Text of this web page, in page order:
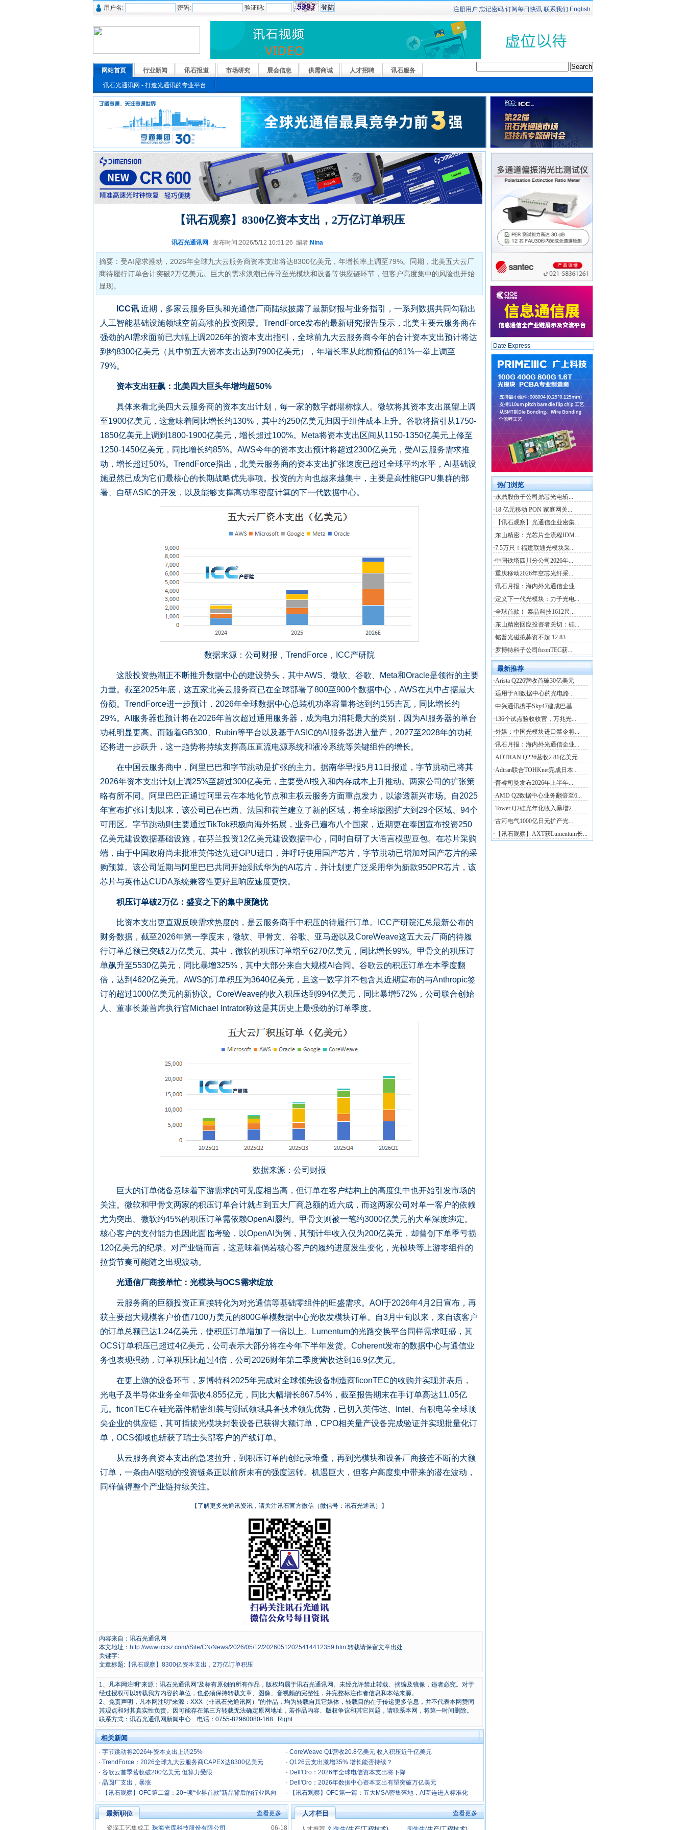
用户名: 密码: 验证码: 注册用户 忘记密码 订阅每日快讯 联系我们 English
网站首页 行业新闻 讯石报道 市场研究 展会信息 供需商城 人才招聘 讯石服务
讯石光通讯网 - 打造光通讯的专业平台
【讯石观察】8300亿资本支出，2万亿订单积压
讯石光通讯网 发布时间:2026/5/12 10:51:26 编者:Nina
摘要：受AI需求推动，2026年全球九大云服务商资本支出将达8300亿美元，年增长率上调至79%。同期，北美五大云厂
商待履行订单合计突破2万亿美元。巨大的需求浪潮已传导至光模块和设备等供应链环节，但客户高度集中的风险也开始
显现。
ICC讯 近期，多家云服务巨头和光通信厂商陆续披露了最新财报与业务指引，一系列数据共同勾勒出
人工智能基础设施领域空前高涨的投资图景。TrendForce发布的最新研究报告显示，北美主要云服务商在
强劲的AI需求面前已大幅上调2026年的资本支出指引，全球前九大云服务商今年的合计资本支出预计将达
到约8300亿美元（其中前五大资本支出达到7900亿美元），年增长率从此前预估的61%一举上调至
79%。
资本支出狂飙：北美四大巨头年增均超50%
具体来看北美四大云服务商的资本支出计划，每一家的数字都堪称惊人。微软将其资本支出展望上调
至1900亿美元，这意味着同比增长约130%，其中约250亿美元归因于组件成本上升。谷歌将指引从1750-
1850亿美元上调到1800-1900亿美元，增长超过100%。Meta将资本支出区间从1150-1350亿美元上修至
1250-1450亿美元，同比增长约85%。AWS今年的资本支出预计将超过2300亿美元，受AI云服务需求推
动，增长超过50%。TrendForce指出，北美云服务商的资本支出扩张速度已超过全球平均水平，AI基础设
施显然已成为它们最核心的长期战略优先事项。投资的方向也越来越集中，主要是高性能GPU集群的部
署、自研ASIC的开发，以及能够支撑高功率密度计算的下一代数据中心。
数据来源：公司财报，TrendForce，ICC产研院
这股投资热潮正不断推升数据中心的建设势头，其中AWS、微软、谷歌、Meta和Oracle是领衔的主要
力量。截至2025年底，这五家北美云服务商已在全球部署了800至900个数据中心，AWS在其中占据最大
份额。TrendForce进一步预计，2026年全球数据中心总装机功率容量将达到约155吉瓦，同比增长约
29%。AI服务器也预计将在2026年首次超过通用服务器，成为电力消耗最大的类别，因为AI服务器的单台
功耗明显更高。而随着GB300、Rubin等平台以及基于ASIC的AI服务器进入量产，2027至2028年的功耗
还将进一步跃升，这一趋势将持续支撑高压直流电源系统和液冷系统等关键组件的增长。
在中国云服务商中，阿里巴巴和字节跳动是扩张的主力。据南华早报5月11日报道，字节跳动已将其
2026年资本支出计划上调25%至超过300亿美元，主要受AI投入和内存成本上升推动。两家公司的扩张策
略有所不同。阿里巴巴正通过阿里云在本地化节点和主权云服务方面重点发力，以渗透新兴市场。自2025
年宣布扩张计划以来，该公司已在巴西、法国和荷兰建立了新的区域，将全球版图扩大到29个区域、94个
可用区。字节跳动则主要通过TikTok积极向海外拓展，业务已遍布八个国家，近期更在泰国宣布投资250
亿美元建设数据基础设施，在芬兰投资12亿美元建设数据中心，同时自研了大语言模型豆包。在芯片采购
端，由于中国政府尚未批准英伟达先进GPU进口，并呼吁使用国产芯片，字节跳动已增加对国产芯片的采
购预算。该公司近期与阿里巴巴共同开始测试华为的AI芯片，并计划更广泛采用华为新款950PR芯片，该
芯片与英伟达CUDA系统兼容性更好且响应速度更快。
积压订单破2万亿：盛宴之下的集中度隐忧
比资本支出更直观反映需求热度的，是云服务商手中积压的待履行订单。ICC产研院汇总最新公布的
财务数据，截至2026年第一季度末，微软、甲骨文、谷歌、亚马逊以及CoreWeave这五大云厂商的待履
行订单总额已突破2万亿美元。其中，微软的积压订单增至6270亿美元，同比增长99%。甲骨文的积压订
单飙升至5530亿美元，同比暴增325%，其中大部分来自大规模AI合同。谷歌云的积压订单在本季度翻
倍，达到4620亿美元。AWS的订单积压为3640亿美元，且这一数字并不包含其近期宣布的与Anthropic签
订的超过1000亿美元的新协议。CoreWeave的收入积压达到994亿美元，同比暴增572%，公司联合创始
人、董事长兼首席执行官Michael Intrator称这是其历史上最强劲的订单季度。
数据来源：公司财报
巨大的订单储备意味着下游需求的可见度相当高，但订单在客户结构上的高度集中也开始引发市场的
关注。微软和甲骨文两家的积压订单合计就占到五大厂商总额的近六成，而这两家公司对单一客户的依赖
尤为突出。微软约45%的积压订单需依赖OpenAI履约。甲骨文则被一笔约3000亿美元的大单深度绑定。
核心客户的支付能力也因此面临考验，以OpenAI为例，其预计年收入仅为200亿美元，却曾创下单季亏损
120亿美元的纪录。对产业链而言，这意味着倘若核心客户的履约进度发生变化，光模块等上游零组件的
拉货节奏可能随之出现波动。
光通信厂商接单忙：光模块与OCS需求绽放
云服务商的巨额投资正直接转化为对光通信等基础零组件的旺盛需求。AOI于2026年4月2日宣布，再
获主要超大规模客户价值7100万美元的800G单模数据中心光收发模块订单。自3月中旬以来，来自该客户
的订单总额已达1.24亿美元，使积压订单增加了一倍以上。Lumentum的光路交换平台同样需求旺盛，其
OCS订单积压已超过4亿美元，公司表示大部分将在今年下半年发货。Coherent发布的数据中心与通信业
务也表现强劲，订单积压比超过4倍，公司2026财年第二季度营收达到16.9亿美元。
在更上游的设备环节，罗博特科2025年完成对全球领先设备制造商ficonTEC的收购并实现并表后，
光电子及半导体业务全年营收4.855亿元，同比大幅增长867.54%，截至报告期末在手订单高达11.05亿
元。ficonTEC在硅光器件精密组装与测试领域具备技术领先优势，已切入英伟达、Intel、台积电等全球顶
尖企业的供应链，其可插拔光模块封装设备已获得大额订单，CPO相关量产设备完成验证并实现批量化订
单，OCS领域也斩获了瑞士头部客户的产线订单。
从云服务商资本支出的急速拉升，到积压订单的创纪录堆叠，再到光模块和设备厂商接连不断的大额
订单，一条由AI驱动的投资链条正以前所未有的强度运转。机遇巨大，但客户高度集中带来的潜在波动，
同样值得整个产业链持续关注。
【了解更多光通讯资讯，请关注讯石官方微信（微信号：讯石光通讯）】
内容来自：讯石光通讯网
本文地址： http://www.iccsz.com//Site/CN/News/2026/05/12/20260512025414412359.htm 转载请保留文章出处
关键字:
文章标题: 【讯石观察】8300亿资本支出，2万亿订单积压
1、凡本网注明“来源：讯石光通讯网”及标有原创的所有作品，版权均属于讯石光通讯网。未经允许禁止转载、摘编及镜像，违者必究。对于
经过授权可以转载我方内容的单位，也必须保持转载文章、图像、音视频的完整性，并完整标注作者信息和本站来源。
2、免责声明，凡本网注明“来源：XXX（非讯石光通讯网）”的作品，均为转载自其它媒体，转载目的在于传递更多信息，并不代表本网赞同
其观点和对其真实性负责。因可能存在第三方转载无法确定原网地址，若作品内容、版权争议和其它问题，请联系本网，将第一时间删除。
联系方式：讯石光通讯网新闻中心 电话：0755-82960080-168 Right
相关新闻
· 字节跳动将2026年资本支出上调25% · CoreWeave Q1营收20.8亿美元 收入积压近千亿美元
· TrendForce：2026全球九大云服务商CAPEX达8300亿美元 · Q126云支出激增35% 增长能否持续？
· 谷歌云首季营收破200亿美元 但算力受限 · Dell'Oro：2026年全球电信资本支出将下降
· 晶圆厂支出，暴涨 · Dell'Oro：2026年数据中心资本支出有望突破万亿美元
·
【讯石观察】OFC第二篇：20+项“业界首款”新品背后的行业风向 ·
【讯石观察】OFC第一篇：五大MSA密集落地，AI互连进入标准化
攻坚期
Date Express